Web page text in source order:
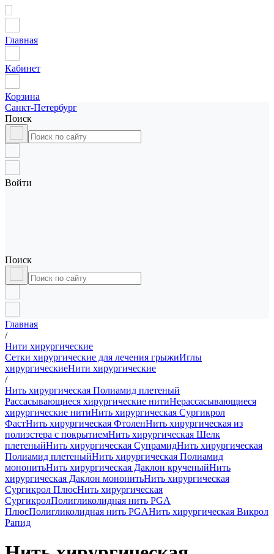
Главная
Кабинет
Корзина
Санкт-Петербург
Поиск
Войти
Поиск
Главная
/
Нити хирургические
Сетки хирургические для лечения грыжиИглы
хирургическиеНити хирургические
/
Нить хирургическая Полиамид плетеный
Рассасывающиеся хирургические нитиНерассасывающиеся
хирургические нитиНить хирургическая Сургикрол
ФастНить хирургическая ФтоленНить хирургическая из
полиэстера с покрытиемНить хирургическая Шелк
плетеныйНить хирургическая СупрамидНить хирургическая
Полиамид плетеныйНить хирургическая Полиамид
мононитьНить хирургическая Даклон крученыйНить
хирургическая Даклон мононитьНить хирургическая
Сургикрол ПлюсНить хирургическая
СургикролПолигликолидная нить PGA
ПлюсПолигликолидная нить PGAНить хирургическая Викрол
Рапид